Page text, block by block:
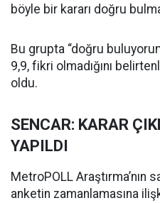
böyle bir kararı doğru
Bu grupta “doğru
9,9, fikri olmadığını
oldu.
SENCAR: KARAR
YAPILDI
MetroPOLL Araştırma’nın
anketin zamanlamasına